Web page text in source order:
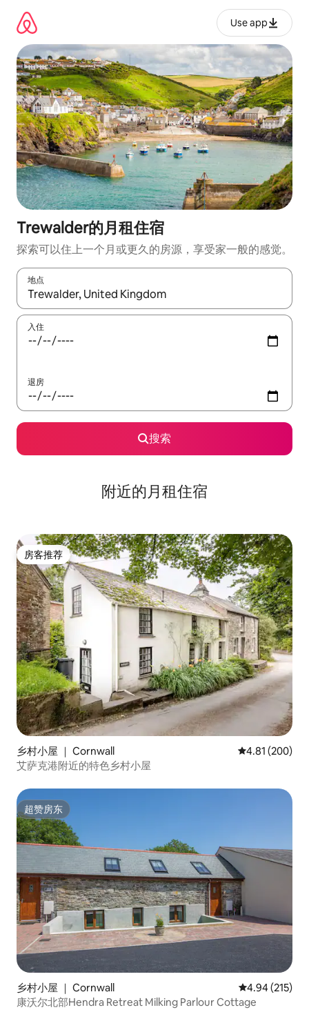
Use app
Trewalder的月租住宿
探索可以住上一个月或更久的房源，享受家一般的感觉。
地点
如有搜索结果，请使用上下方向键查看，或通过点击或滑动手势
入住
退房
搜索
附近的月租住宿
房客推荐
房客推荐
乡村小屋 ｜ Cornwall 平均评分 4.81
4.81 (200)
艾萨克港附近的特色乡村小屋
超赞房东
超赞房东
乡村小屋 ｜ Cornwall 平均评分 4.94
4.94 (215)
康沃尔北部Hendra Retreat Milking Parlour Cottage